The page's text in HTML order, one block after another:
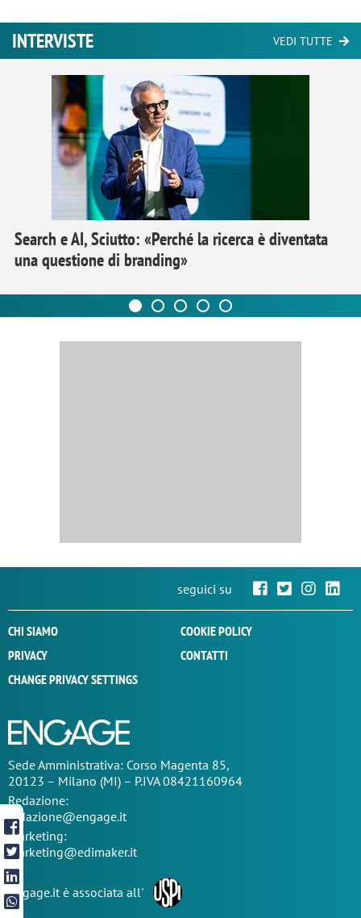
INTERVISTE VEDI TUTTE
Search e AI, Sciutto: «Perché la ricerca è diventata
una questione di branding»
seguici su
CHI SIAMO
COOKIE POLICY
PRIVACY
CONTATTI
CHANGE PRIVACY SETTINGS
SedeAmministrativa: Corso Magenta 85,
20123 – Milano (MI) – P.IVA 08421160964
Redazione:
redazione@engage.it
Marketing:
marketing@edimaker.it
Engage.it è associata all'